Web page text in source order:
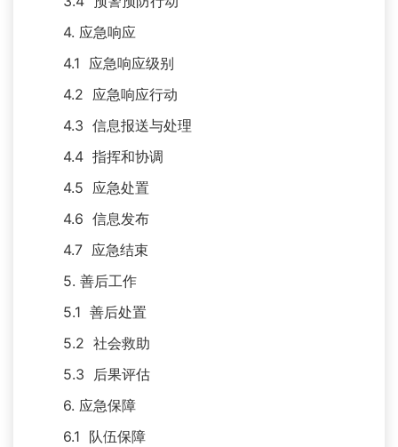
4. 应急响应
4.1 应急响应级别
4.2 应急响应行动
4.3 信息报送与处理
4.4 指挥和协调
4.5 应急处置
4.6 信息发布
4.7 应急结束
5. 善后工作
5.1 善后处置
5.2 社会救助
5.3 后果评估
6. 应急保障
6.1 队伍保障